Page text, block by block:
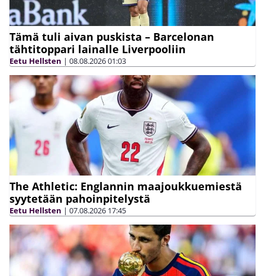
Tämä tuli aivan puskista – Barcelonan
tähtitoppari lainalle Liverpooliin
Eetu Hellsten | 08.08.202601:03
The Athletic: Englannin maajoukkuemiestä
syytetään pahoinpitelystä
Eetu Hellsten | 07.08.2026 17:45